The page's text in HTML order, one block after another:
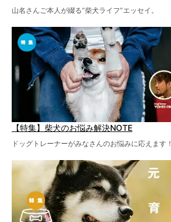
山名さんご本人が綴る“柴犬ライフ”エッセイ。
【特集】柴犬のお悩み解決NOTE
ドッグトレーナーがみなさんのお悩みに応えます！